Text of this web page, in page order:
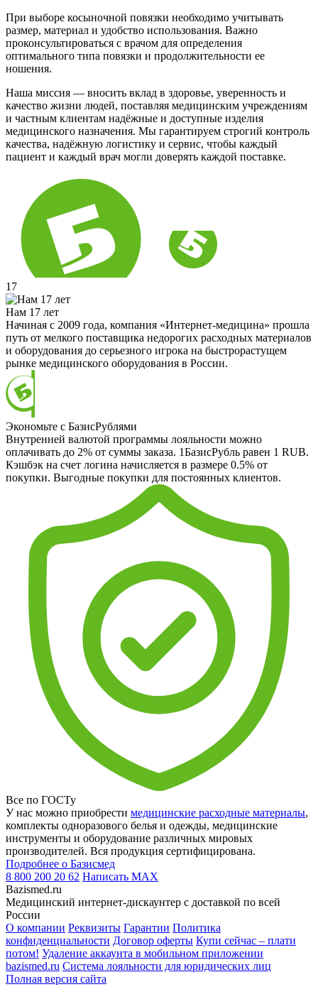
При выборе косыночной повязки необходимо учитывать
размер, материал и удобство использования. Важно
проконсультироваться с врачом для определения
оптимального типа повязки и продолжительности ее
ношения.
Наша миссия — вносить вклад в здоровье, уверенность и
качество жизни людей, поставляя медицинским учреждениям
и частным клиентам надёжные и доступные изделия
медицинского назначения. Мы гарантируем строгий контроль
качества, надёжную логистику и сервис, чтобы каждый
пациент и каждый врач могли доверять каждой поставке.
17
Нам 17 лет
Начиная с 2009 года, компания «Интернет-медицина» прошла
путь от мелкого поставщика недорогих расходных материалов
и оборудования до серьезного игрока на быстрорастущем
рынке медицинского оборудования в России.
Экономьте с БазисРублями
Внутренней валютой программы лояльности можно
оплачивать до 2% от суммы заказа. 1БазисРубль равен 1 RUB.
Кэшбэк на счет логина начисляется в размере 0.5% от
покупки. Выгодные покупки для постоянных клиентов.
Все по ГОСТу
У нас можно приобрести медицинские расходные материалы,
комплекты одноразового белья и одежды, медицинские
инструменты и оборудование различных мировых
производителей. Вся продукция сертифицирована.
Подробнее о Базисмед
8 800 200 20 62 Написать MAX
Bazismed.ru
Медицинский интернет-дискаунтер с доставкой по всей
России
О компании Реквизиты Гарантии Политика
конфиденциальности Договор оферты Купи сейчас – плати
потом! Удаление аккаунта в мобильном приложении
bazismed.ru Система лояльности для юридических лиц
Полная версия сайта